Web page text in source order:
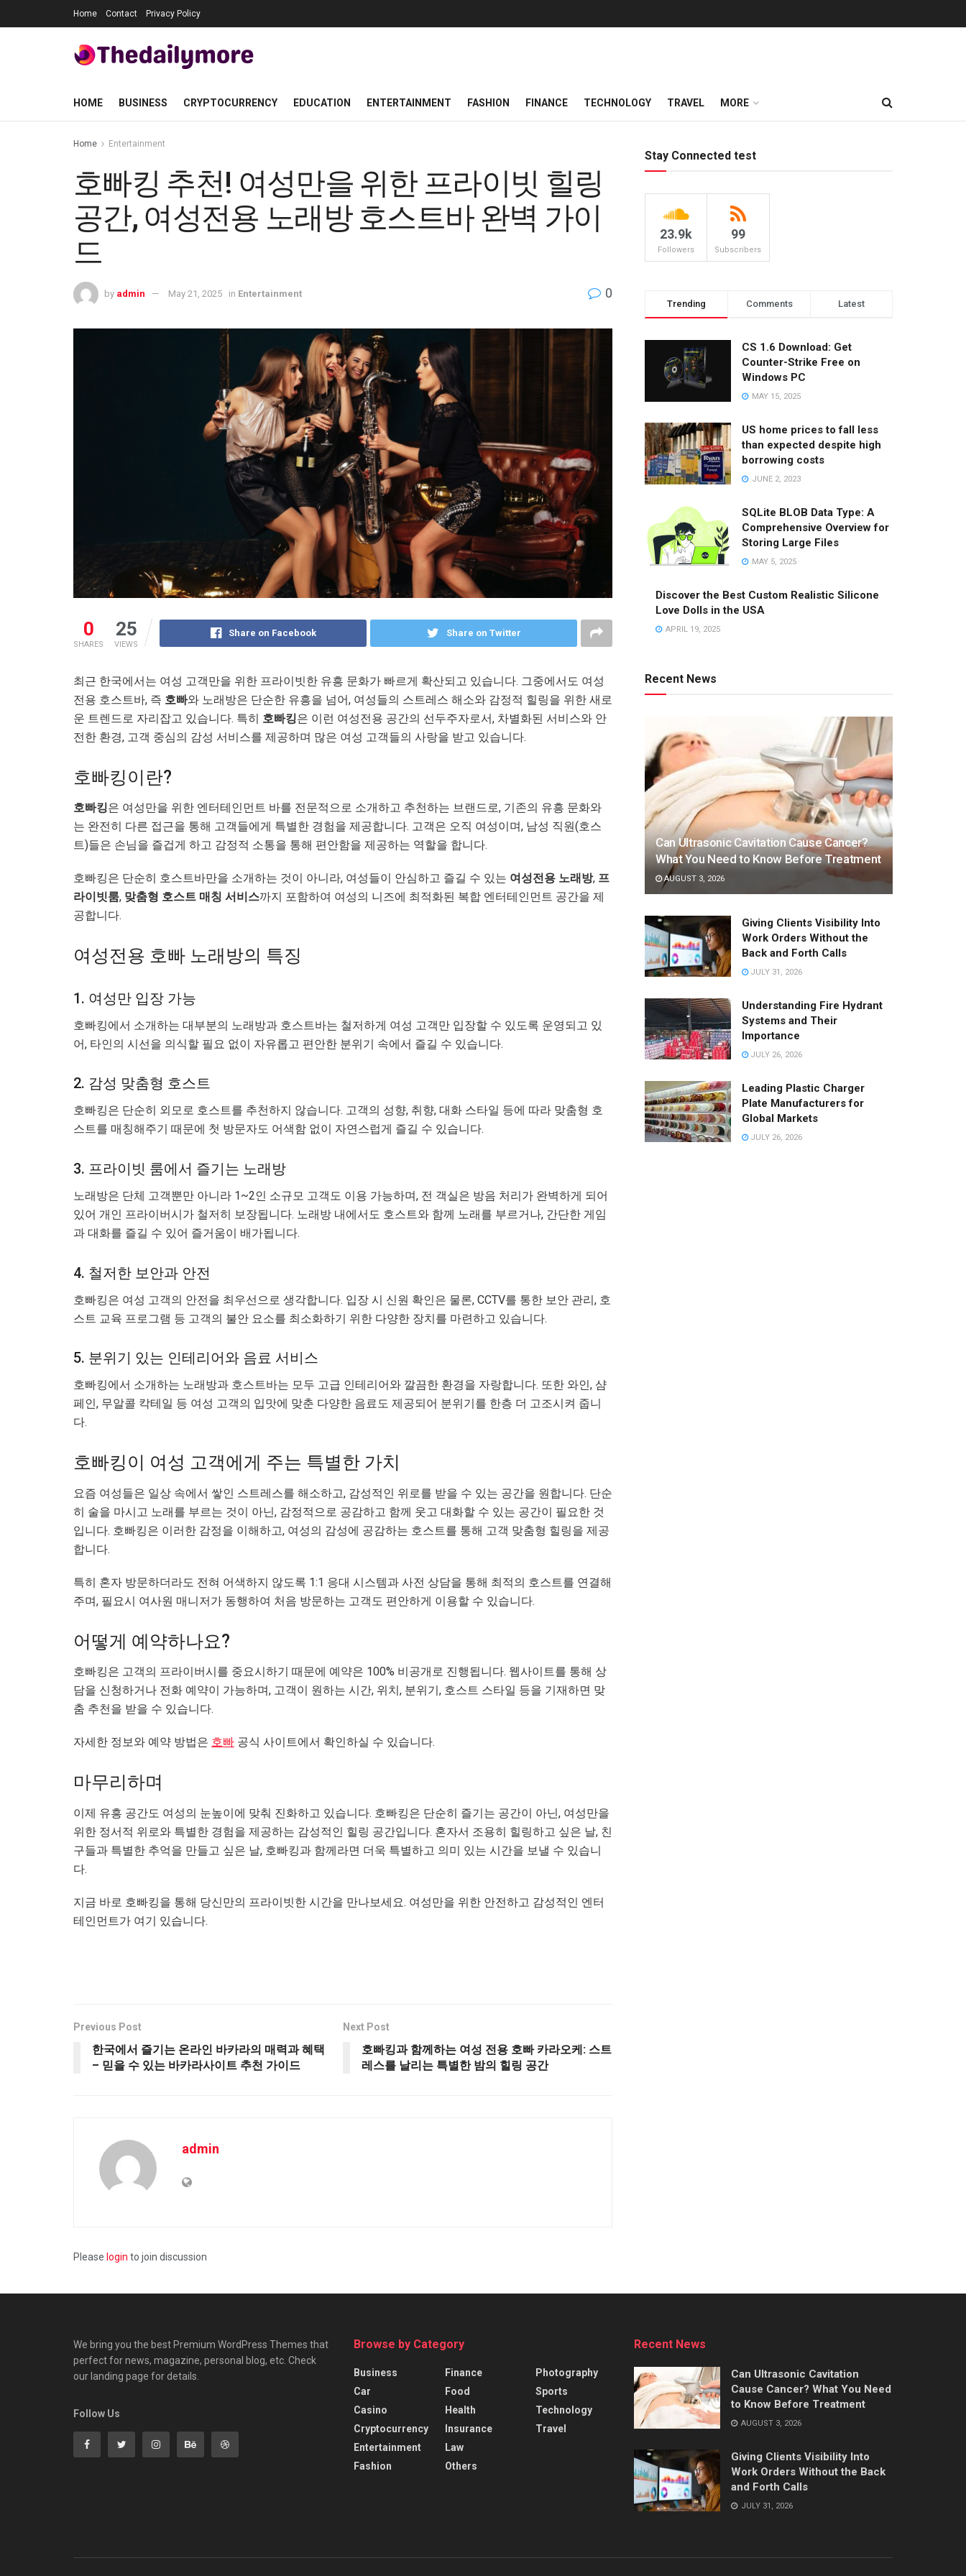
Home Contact Privacy Policy
HOME BUSINESS CRYPTOCURRENCY EDUCATION ENTERTAINMENT FASHION FINANCE TECHNOLOGY TRAVEL MORE
Home Entertainment
호빠킹 추천! 여성만을 위한 프라이빗 힐링
공간, 여성전용 노래방 호스트바 완벽 가이
드
by admin May 21, 2025 in Entertainment 0
0
SHARES
25
VIEWS
Share on Facebook Share on Twitter
최근 한국에서는 여성 고객만을 위한 프라이빗한 유흥 문화가 빠르게 확산되고 있습니다. 그중에서도 여성
전용 호스트바, 즉 호빠와 노래방은 단순한 유흥을 넘어, 여성들의 스트레스 해소와 감정적 힐링을 위한 새로
운 트렌드로 자리잡고 있습니다. 특히 호빠킹은 이런 여성전용 공간의 선두주자로서, 차별화된 서비스와 안
전한 환경, 고객 중심의 감성 서비스를 제공하며 많은 여성 고객들의 사랑을 받고 있습니다.
호빠킹이란?
호빠킹은 여성만을 위한 엔터테인먼트 바를 전문적으로 소개하고 추천하는 브랜드로, 기존의 유흥 문화와
는 완전히 다른 접근을 통해 고객들에게 특별한 경험을 제공합니다. 고객은 오직 여성이며, 남성 직원(호스
트)들은 손님을 즐겁게 하고 감정적 소통을 통해 편안함을 제공하는 역할을 합니다.
호빠킹은 단순히 호스트바만을 소개하는 것이 아니라, 여성들이 안심하고 즐길 수 있는 여성전용 노래방, 프
라이빗룸, 맞춤형 호스트 매칭 서비스까지 포함하여 여성의 니즈에 최적화된 복합 엔터테인먼트 공간을 제
공합니다.
여성전용 호빠 노래방의 특징
1. 여성만 입장 가능
호빠킹에서 소개하는 대부분의 노래방과 호스트바는 철저하게 여성 고객만 입장할 수 있도록 운영되고 있
어, 타인의 시선을 의식할 필요 없이 자유롭고 편안한 분위기 속에서 즐길 수 있습니다.
2. 감성 맞춤형 호스트
호빠킹은 단순히 외모로 호스트를 추천하지 않습니다. 고객의 성향, 취향, 대화 스타일 등에 따라 맞춤형 호
스트를 매칭해주기 때문에 첫 방문자도 어색함 없이 자연스럽게 즐길 수 있습니다.
3. 프라이빗 룸에서 즐기는 노래방
노래방은 단체 고객뿐만 아니라 1~2인 소규모 고객도 이용 가능하며, 전 객실은 방음 처리가 완벽하게 되어
있어 개인 프라이버시가 철저히 보장됩니다. 노래방 내에서도 호스트와 함께 노래를 부르거나, 간단한 게임
과 대화를 즐길 수 있어 즐거움이 배가됩니다.
4. 철저한 보안과 안전
호빠킹은 여성 고객의 안전을 최우선으로 생각합니다. 입장 시 신원 확인은 물론, CCTV를 통한 보안 관리, 호
스트 교육 프로그램 등 고객의 불안 요소를 최소화하기 위한 다양한 장치를 마련하고 있습니다.
5. 분위기 있는 인테리어와 음료 서비스
호빠킹에서 소개하는 노래방과 호스트바는 모두 고급 인테리어와 깔끔한 환경을 자랑합니다. 또한 와인, 샴
페인, 무알콜 칵테일 등 여성 고객의 입맛에 맞춘 다양한 음료도 제공되어 분위기를 한층 더 고조시켜 줍니
다.
호빠킹이 여성 고객에게 주는 특별한 가치
요즘 여성들은 일상 속에서 쌓인 스트레스를 해소하고, 감성적인 위로를 받을 수 있는 공간을 원합니다. 단순
히 술을 마시고 노래를 부르는 것이 아닌, 감정적으로 공감하고 함께 웃고 대화할 수 있는 공간이 필요한 것
입니다. 호빠킹은 이러한 감정을 이해하고, 여성의 감성에 공감하는 호스트를 통해 고객 맞춤형 힐링을 제공
합니다.
특히 혼자 방문하더라도 전혀 어색하지 않도록 1:1 응대 시스템과 사전 상담을 통해 최적의 호스트를 연결해
주며, 필요시 여사원 매니저가 동행하여 처음 방문하는 고객도 편안하게 이용할 수 있습니다.
어떻게 예약하나요?
호빠킹은 고객의 프라이버시를 중요시하기 때문에 예약은 100% 비공개로 진행됩니다. 웹사이트를 통해 상
담을 신청하거나 전화 예약이 가능하며, 고객이 원하는 시간, 위치, 분위기, 호스트 스타일 등을 기재하면 맞
춤 추천을 받을 수 있습니다.
자세한 정보와 예약 방법은 호빠 공식 사이트에서 확인하실 수 있습니다.
마무리하며
이제 유흥 공간도 여성의 눈높이에 맞춰 진화하고 있습니다. 호빠킹은 단순히 즐기는 공간이 아닌, 여성만을
위한 정서적 위로와 특별한 경험을 제공하는 감성적인 힐링 공간입니다. 혼자서 조용히 힐링하고 싶은 날, 친
구들과 특별한 추억을 만들고 싶은 날, 호빠킹과 함께라면 더욱 특별하고 의미 있는 시간을 보낼 수 있습니
다.
지금 바로 호빠킹을 통해 당신만의 프라이빗한 시간을 만나보세요. 여성만을 위한 안전하고 감성적인 엔터
테인먼트가 여기 있습니다.
Previous Post
한국에서 즐기는 온라인 바카라의 매력과 혜택
– 믿을 수 있는 바카라사이트 추천 가이드
Next Post
호빠킹과 함께하는 여성 전용 호빠 카라오케: 스트
레스를 날리는 특별한 밤의 힐링 공간
admin
Please login to join discussion
Stay Connected test
23.9k
Followers
99
Subscribers
Trending Comments Latest
CS 1.6 Download: Get
Counter-Strike Free on
Windows PC
MAY 15, 2025
US home prices to fall less
than expected despite high
borrowing costs
JUNE 2, 2023
SQLite BLOB Data Type: A
Comprehensive Overview for
Storing Large Files
MAY 5, 2025
Discover the Best Custom Realistic Silicone
Love Dolls in the USA
APRIL 19, 2025
Recent News
Can Ultrasonic Cavitation Cause Cancer?
What You Need to Know Before Treatment
AUGUST 3, 2026
Giving Clients Visibility Into
Work Orders Without the
Back and Forth Calls
JULY 31, 2026
Understanding Fire Hydrant
Systems and Their
Importance
JULY 26, 2026
Leading Plastic Charger
Plate Manufacturers for
Global Markets
JULY 26, 2026
We bring you the best Premium WordPress Themes that
perfect for news, magazine, personal blog, etc. Check
our landing page for details.
Follow Us
Browse by Category
Business
Car
Casino
Cryptocurrency
Entertainment
Fashion
Finance
Food
Health
Insurance
Law
Others
Photography
Sports
Technology
Travel
Recent News
Can Ultrasonic Cavitation
Cause Cancer? What You Need
to Know Before Treatment
AUGUST 3, 2026
Giving Clients Visibility Into
Work Orders Without the Back
and Forth Calls
JULY 31, 2026